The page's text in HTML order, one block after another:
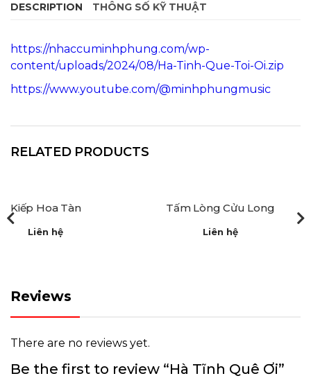
DESCRIPTION THÔNG SỐ KỸ THUẬT
https://nhaccuminhphung.com/wp-
content/uploads/2024/08/Ha-Tinh-Que-Toi-Oi.zip
https://www.youtube.com/@minhphungmusic
RELATED PRODUCTS
Kiếp Hoa Tàn
Liên hệ
Tấm Lòng Cửu Long
Liên hệ
Reviews
There are no reviews yet.
Be the first to review “Hà Tĩnh Quê Ơi”